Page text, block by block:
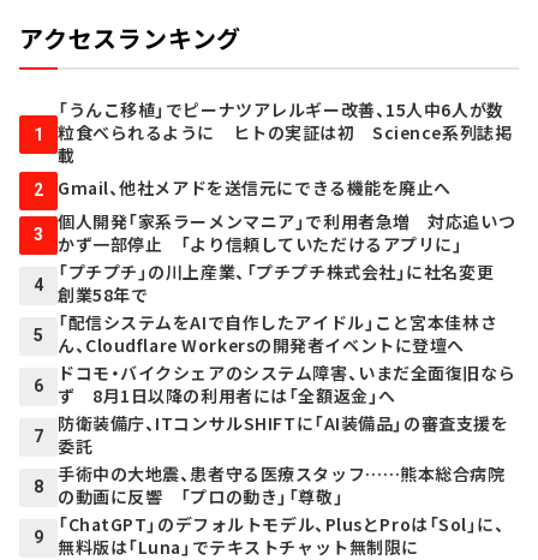
アクセスランキング
1
「うんこ移植」でピーナツアレルギー改善、15人中6人が数
粒食べられるように ヒトの実証は初 Science系列誌掲
載
2 Gmail、他社メアドを送信元にできる機能を廃止へ
3
個人開発「家系ラーメンマニア」で利用者急増 対応追いつ
かず一部停止 「より信頼していただけるアプリに」
4
「プチプチ」の川上産業、「プチプチ株式会社」に社名変更
創業58年で
5
「配信システムをAIで自作したアイドル」こと宮本佳林さ
ん、Cloudflare Workersの開発者イベントに登壇へ
6
ドコモ・バイクシェアのシステム障害、いまだ全面復旧なら
ず 8月1日以降の利用者には「全額返金」へ
7
防衛装備庁、ITコンサルSHIFTに「AI装備品」の審査支援を
委託
8
手術中の大地震、患者守る医療スタッフ……熊本総合病院
の動画に反響 「プロの動き」「尊敬」
9
「ChatGPT」のデフォルトモデル、PlusとProは「Sol」に、
無料版は「Luna」でテキストチャット無制限に